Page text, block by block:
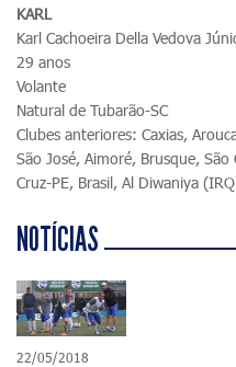
KARL
Karl Cachoeira Della Vedova
29 anos
Volante
Natural de Tubarão-SC
Clubes anteriores: Caxias,
São José, Aimoré, Brusque,
Cruz-PE, Brasil, Al Diwaniya
NOTÍCIAS
22/05/2018